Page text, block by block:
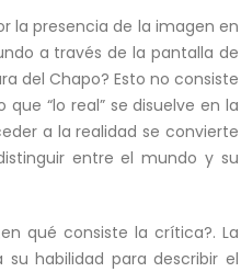
la presencia de la imagen en
a través de la pantalla de
del Chapo? Esto no consiste
“lo real” se disuelve en la
a la realidad se convierte
entre el mundo y su
qué consiste la crítica?. La
habilidad para describir el